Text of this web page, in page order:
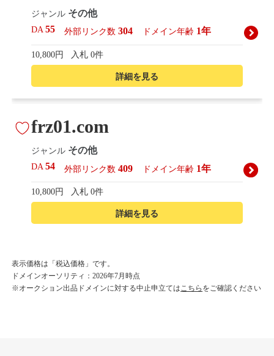
詳細を見る
ジャンル その他
DA55 外部リンク数 304 ドメイン年齢 1年
10,800円 入札 0件
詳細を見る
frz01.com
ジャンル その他
DA54 外部リンク数 409 ドメイン年齢 1年
10,800円 入札 0件
korean-beautyshop.com
ジャンルその他
表示価格は「税込価格」です。
ドメインオーソリティ：2026年7月時点
※オークション出品ドメインに対する中止申立てはこちら をご確認ください